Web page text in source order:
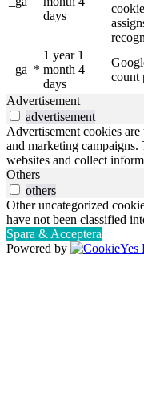
days
_ga_*
1 year 1
month 4
days
count
Advertisement
advertisement
Advertisement cookies
and marketing campaigns.
websites and collect
Others
others
Other uncategorized
have not been classified
Spara & Acceptera
Powered by